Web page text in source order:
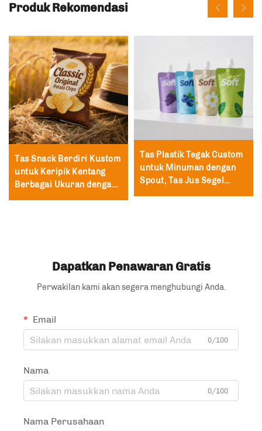
Produk Rekomendasi
Tas Snack Berdiri Kustom
untuk Keripik Kentang
Berbagai Ukuran dengan
Tas Plastik Tegak Custom
untuk Minuman dengan
Spout, Tas Jus Segel
Dapatkan Penawaran Gratis
Perwakilan kami akan segera menghubungi Anda.
Email
0/100
Nama
0/100
Nama Perusahaan